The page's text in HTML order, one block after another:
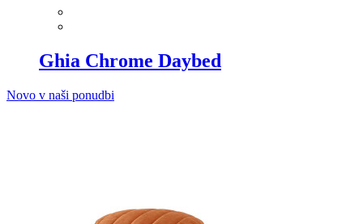
Ghia Chrome Daybed
Novo v naši ponudbi